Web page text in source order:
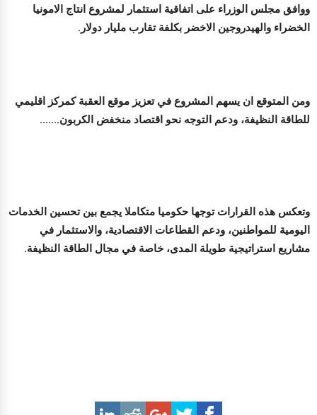
ووافق مجلس الوزراء على اتفاقية استثمار لمشروع انتاج الامونيا
الخضراء والهيدروجين الاخضر بكلفة تقارب مليار دولار.
ومن المتوقع ان يسهم المشروع في تعزيز موقع العقبة كمركز اقليمي
للطاقة النظيفة، ودعم التوجه نحو اقتصاد منخفض الكربون.......
وتعكس هذه القرارات توجها حكوميا متكاملا يجمع بين تحسين الخدمات
اليومية للمواطنين، ودعم القطاعات الاقتصادية، والاستثمار في
مشاريع استراتيجية طويلة المدى، خاصة في مجال الطاقة النظيفة.